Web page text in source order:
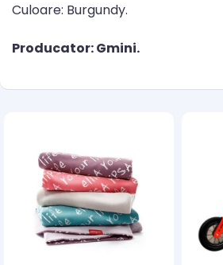
Culoare: Burgundy.
Producator: Gmini.